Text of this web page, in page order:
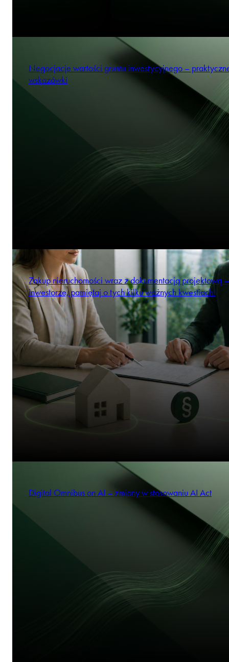
Negocjacje wartości gruntu inwestycyjnego –
wskazówki
Zakup nieruchomości wraz z dokumentacją projektową –
inwestorze, pamiętaj o tych kilku ważnych kwestiach!
Digital Omnibus on AI – zmiany w stosowaniu AI Act